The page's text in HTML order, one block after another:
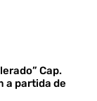
Cap.
a partida de